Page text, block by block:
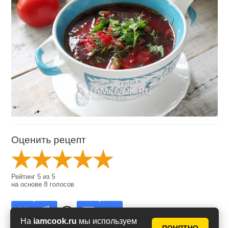
На iamcook.ru мы используем
Оценить рецепт
Рейтинг5 из5
на основе8 голосов